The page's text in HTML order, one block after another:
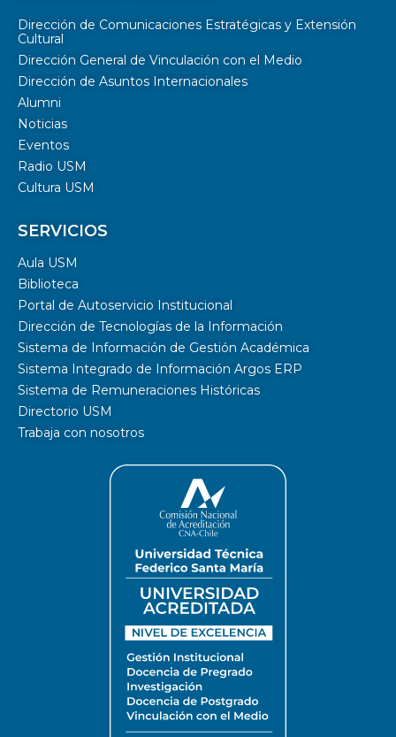
Dirección de Comunicaciones Estratégicas y Extensión
Cultural
Dirección General de Vinculación con el Medio
Dirección de Asuntos Internacionales
Alumni
Noticias
Eventos
Radio USM
Cultura USM
SERVICIOS
Aula USM
Biblioteca
Portal de Autoservicio Institucional
Dirección de Tecnologías de la Información
Sistema de Información de Gestión Académica
Sistema Integrado de Información Argos ERP
Sistema de Remuneraciones Históricas
Directorio USM
Trabaja con nosotros